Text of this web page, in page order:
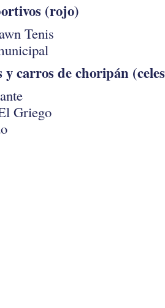
(rojo)
Tenis
y carros de choripán
Griego